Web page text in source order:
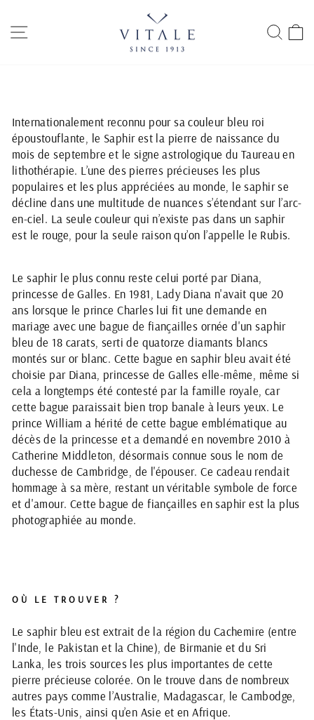
au
contenu
Internationalement reconnu pour sa couleur bleu roi
époustouflante, le Saphir est la pierre de naissance du
mois de septembre et le signe astrologique du Taureau en
lithothérapie. L’une des pierres précieuses les plus
populaires et les plus appréciées au monde, le saphir se
décline dans une multitude de nuances s’étendant sur l’arc-
en-ciel. La seule couleur qui n’existe pas dans un saphir
est le rouge, pour la seule raison qu’on l’appelle le Rubis.
Le saphir le plus connu reste celui porté par Diana,
princesse de Galles. En 1981, Lady Diana n'avait que 20
ans lorsque le prince Charles lui fit une demande en
mariage avec une bague de fiançailles ornée d'un saphir
bleu de 18 carats, serti de quatorze diamants blancs
montés sur or blanc. Cette bague en saphir bleu avait été
choisie par Diana, princesse de Galles elle-même, même si
cela a longtemps été contesté par la famille royale, car
cette bague paraissait bien trop banale à leurs yeux. Le
prince William a hérité de cette bague emblématique au
décès de la princesse et a demandé en novembre 2010 à
Catherine Middleton, désormais connue sous le nom de
duchesse de Cambridge, de l'épouser. Ce cadeau rendait
hommage à sa mère, restant un véritable symbole de force
et d'amour. Cette bague de fiançailles en saphir est la plus
photographiée au monde.
OÙ LE TROUVER ?
Le saphir bleu est extrait de la région du Cachemire (entre
l'Inde, le Pakistan et la Chine), de Birmanie et du Sri
Lanka, les trois sources les plus importantes de cette
pierre précieuse colorée. On le trouve dans de nombreux
autres pays comme l’Australie, Madagascar, le Cambodge,
les États-Unis, ainsi qu’en Asie et en Afrique.